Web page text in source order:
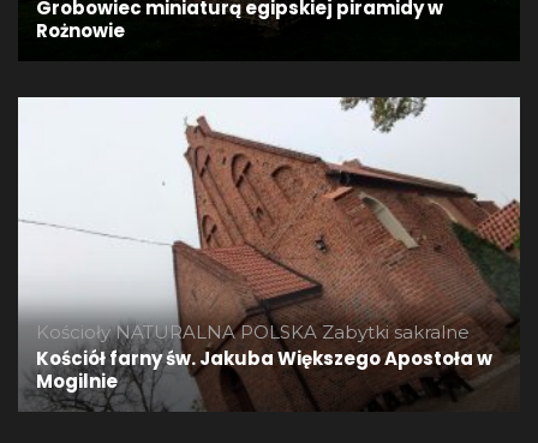
Grobowiec miniaturą egipskiej piramidy w
Rożnowie
Kościoły NATURALNA POLSKA Zabytki sakralne
Kościół farny św. Jakuba Większego Apostoła w
Mogilnie